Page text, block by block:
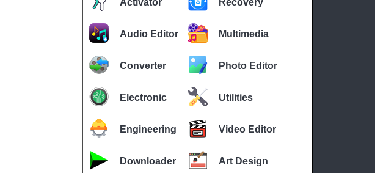
Activator Recovery
Audio Editor Multimedia
Converter Photo Editor
Electronic Utilities
Engineering Video Editor
Downloader Art Design